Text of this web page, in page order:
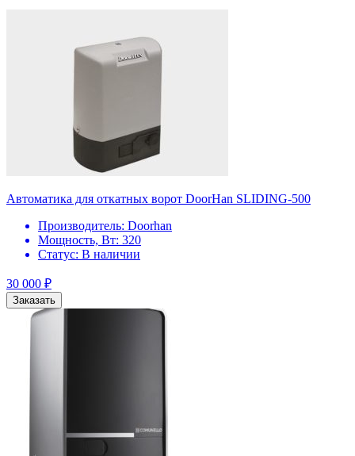
Автоматика для откатных ворот DoorHan SLIDING-500
Производитель: Doorhan
Мощность, Вт: 320
Статус: В наличии
30 000 ₽
Заказать